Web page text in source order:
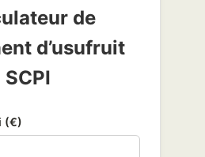
de
d’usufruit
SCPI
(€)